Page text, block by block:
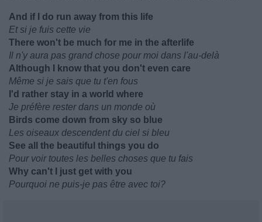
And if I do run away from this life
Et si je fuis cette vie
There won't be much for me in the afterlife
Il n'y aura pas grand chose pour moi dans l'au-delà
Although I know that you don't even care
Même si je sais que tu t'en fous
I'd rather stay in a world where
Je préfère rester dans un monde où
Birds come down from sky so blue
Les oiseaux descendent du ciel si bleu
See all the beautiful things you do
Pour voir toutes les belles choses que tu fais
Why can't I just get with you
Pourquoi ne puis-je pas être avec toi?